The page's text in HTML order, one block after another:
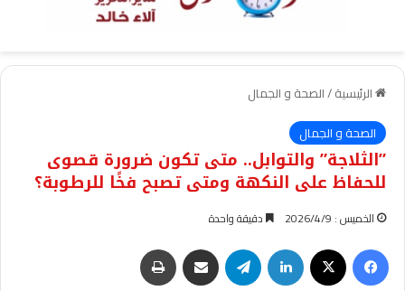
الرئيسية/الصحة و الجمال
الصحة و الجمال
​”الثلاجة” والتوابل.. متى تكون ضرورة قصوى
للحفاظ على النكهة ومتى تصبح فخًا للرطوبة؟
الخميس : 2026/4/9 دقيقة واحدة
فيسبوك لينكدإن تيلقرام مشاركة عبر البريد